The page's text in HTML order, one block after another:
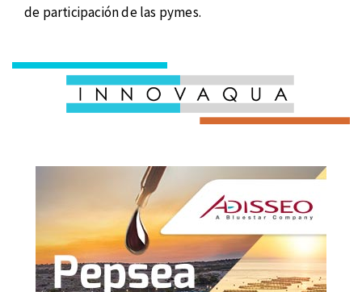
de participación de las pymes.